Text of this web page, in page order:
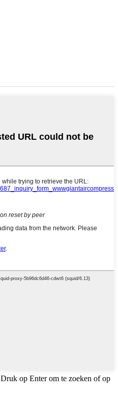
Druk op Enter om te zoeken of op